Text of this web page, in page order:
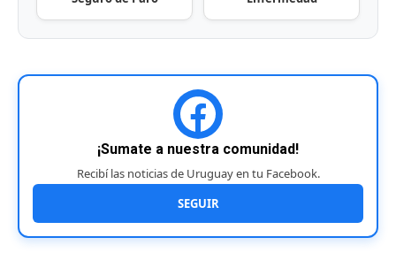
¡Sumate a nuestra comunidad!
Recibí las noticias de Uruguay en tu Facebook.
SEGUIR